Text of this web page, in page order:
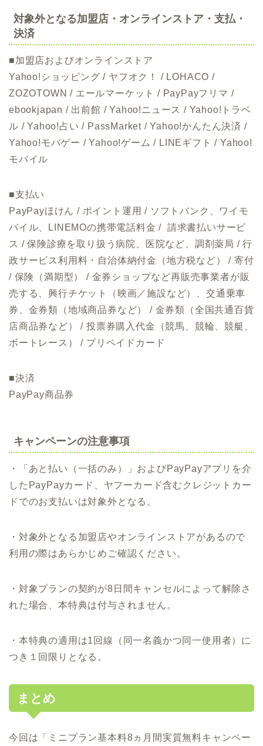
対象外となる加盟店・オンラインストア・支払・
決済
■加盟店およびオンラインストア
Yahoo!ショッピング / ヤフオク！ / LOHACO /
ZOZOTOWN / エールマーケット / PayPayフリマ /
ebookjapan / 出前館 / Yahoo!ニュース / Yahoo!トラベ
ル / Yahoo!占い / PassMarket / Yahoo!かんたん決済 /
Yahoo!モバゲー / Yahoo!ゲーム / LINEギフト / Yahoo!
モバイル
■支払い
PayPayほけん / ポイント運用 / ソフトバンク、ワイモ
バイル、LINEMOの携帯電話料金 / 請求書払いサービ
ス / 保険診療を取り扱う病院、医院など、調剤薬局 / 行
政サービス利用料・自治体納付金（地方税など） / 寄付
/ 保険（満期型） / 金券ショップなど再販売事業者が販
売する、興行チケット（映画／施設など）、交通乗車
券、金券類（地域商品券など） / 金券類（全国共通百貨
店商品券など） / 投票券購入代金（競馬、競輪、競艇、
ボートレース） / プリペイドカード
■決済
PayPay商品券
キャンペーンの注意事項
・「あと払い（一括のみ）」およびPayPayアプリを介
したPayPayカード、ヤフーカード含むクレジットカー
ドでのお支払いは対象外となる。
・対象外となる加盟店やオンラインストアがあるので
利用の際はあらかじめご確認ください。
・対象プランの契約が8日間キャンセルによって解除さ
れた場合、本特典は付与されません。
・本特典の適用は1回線（同一名義かつ同一使用者）に
つき１回限りとなる。
まとめ
今回は「ミニプラン基本料8ヵ月間実質無料キャンペー